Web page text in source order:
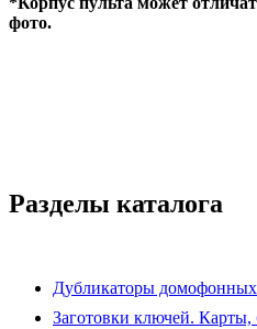
фото.
Разделы каталога
Дубликаторы
Заготовки ключей. Карты,